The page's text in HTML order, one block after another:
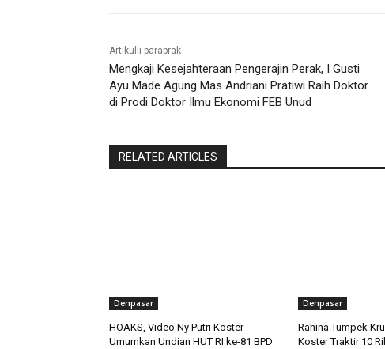
Artikulli paraprak
Mengkaji Kesejahteraan Pengerajin Perak, I Gusti
Ayu Made Agung Mas Andriani Pratiwi Raih Doktor
di Prodi Doktor Ilmu Ekonomi FEB Unud
RELATED ARTICLES
Denpasar
HOAKS, Video Ny Putri Koster
Umumkan Undian HUT RI ke-81 BPD
Denpasar
Rahina Tumpek
Koster Traktir 10